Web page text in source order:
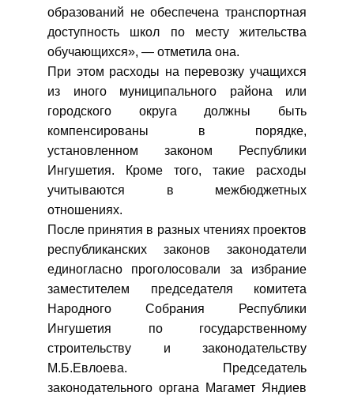
образований не обеспечена транспортная
доступность школ по месту жительства
обучающихся», — отметила она.
При этом расходы на перевозку учащихся
из иного муниципального района или
городского округа должны быть
компенсированы в порядке,
установленном законом Республики
Ингушетия. Кроме того, такие расходы
учитываются в межбюджетных
отношениях.
После принятия в разных чтениях проектов
республиканских законов законодатели
единогласно проголосовали за избрание
заместителем председателя комитета
Народного Собрания Республики
Ингушетия по государственному
строительству и законодательству
М.Б.Евлоева. Председатель
законодательного органа Магамет Яндиев